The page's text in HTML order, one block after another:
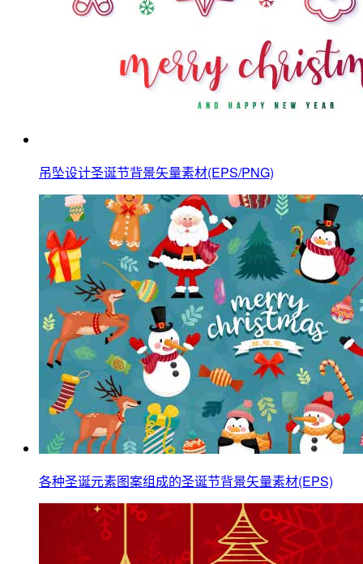
吊坠设计圣诞节背景矢量素材(EPS/PNG)
各种圣诞元素图案组成的圣诞节背景矢量素材(EPS)